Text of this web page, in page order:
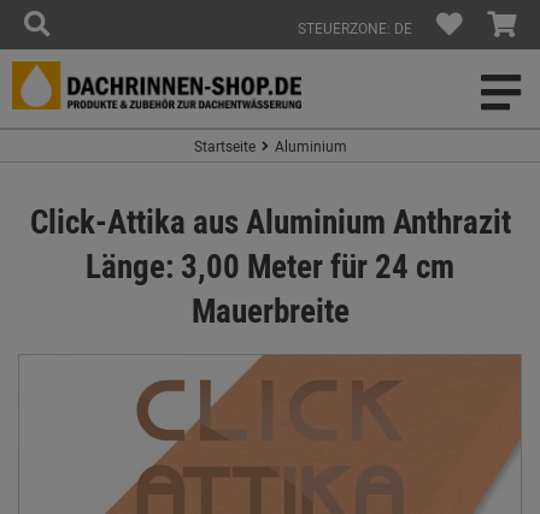
STEUERZONE: DE
Startseite Aluminium
Click-Attika aus Aluminium Anthrazit
Länge: 3,00 Meter für 24 cm
Mauerbreite